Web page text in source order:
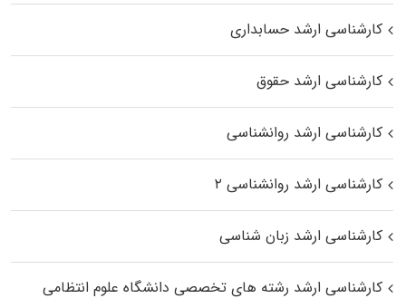
کارشناسی ارشد حسابداری
کارشناسی ارشد حقوق
کارشناسی ارشد روانشناسی
کارشناسی ارشد روانشناسی ۲
کارشناسی ارشد زبان شناسی
کارشناسی ارشد رﺷﺘﻪ ﻫﺎی تخصصی داﻧﺸﮕﺎه ﻋﻠﻮم انتظامی